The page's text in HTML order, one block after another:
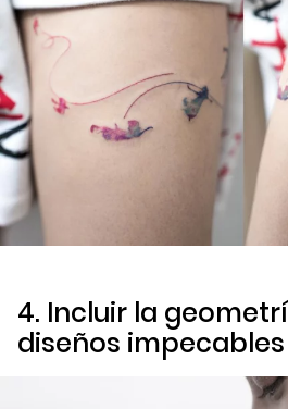
4. Incluir la
diseños impecables